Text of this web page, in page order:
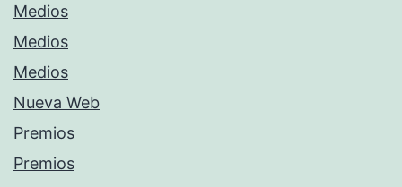
Medios
Medios
Medios
Nueva Web
Premios
Premios